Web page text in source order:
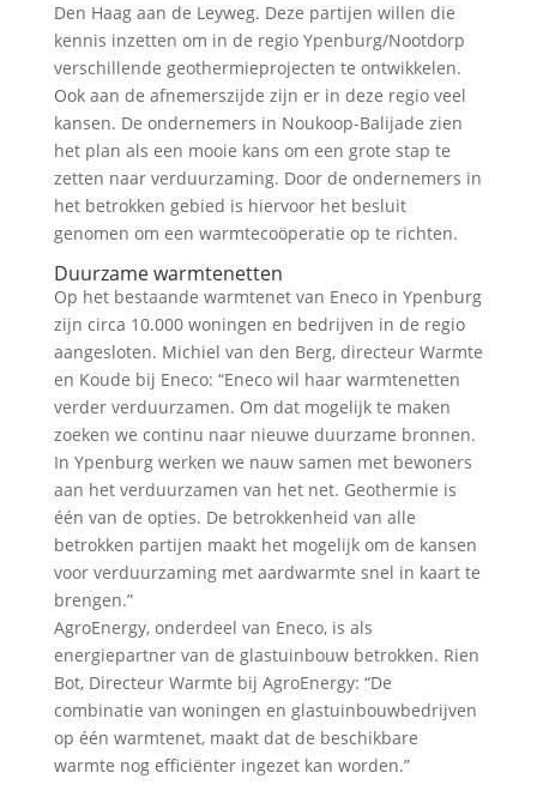
Den Haag aan de Leyweg. Deze partijen willen die
kennis inzetten om in de regio Ypenburg/Nootdorp
verschillende geothermieprojecten te ontwikkelen.
Ook aan de afnemerszijde zijn er in deze regio veel
kansen. De ondernemers in Noukoop-Balijade zien
het plan als een mooie kans om een grote stap te
zetten naar verduurzaming. Door de ondernemers in
het betrokken gebied is hiervoor het besluit
genomen om een warmtecoöperatie op te richten.
Duurzame warmtenetten
Op het bestaande warmtenet van Eneco in Ypenburg
zijn circa 10.000 woningen en bedrijven in de regio
aangesloten. Michiel van den Berg, directeur Warmte
en Koude bij Eneco: “Eneco wil haar warmtenetten
verder verduurzamen. Om dat mogelijk te maken
zoeken we continu naar nieuwe duurzame bronnen.
In Ypenburg werken we nauw samen met bewoners
aan het verduurzamen van het net. Geothermie is
één van de opties. De betrokkenheid van alle
betrokken partijen maakt het mogelijk om de kansen
voor verduurzaming met aardwarmte snel in kaart te
brengen.”
AgroEnergy, onderdeel van Eneco, is als
energiepartner van de glastuinbouw betrokken. Rien
Bot, Directeur Warmte bij AgroEnergy: “De
combinatie van woningen en glastuinbouwbedrijven
op één warmtenet, maakt dat de beschikbare
warmte nog efficiënter ingezet kan worden.”